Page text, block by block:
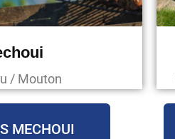
/ Mouton
MECHOUI